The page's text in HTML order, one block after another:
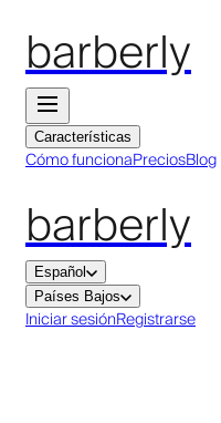
barberly
Características
Cómo funcionaPreciosBlog
barberly
Español
Países Bajos
Iniciar sesiónRegistrarse